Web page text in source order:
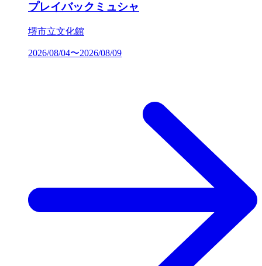
プレイバックミュシャ
堺市立文化館
2026/08/04〜2026/08/09